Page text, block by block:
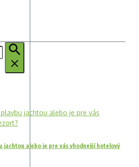
jachtou alebo je pre vás vhodnejší hotelový